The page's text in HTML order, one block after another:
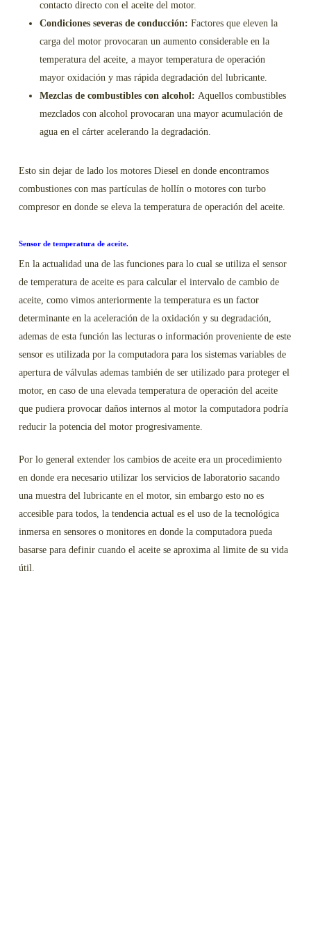
contacto directo con el aceite del motor.
Condiciones severas de conducción: Factores que eleven la
carga del motor provocaran un aumento considerable en la
temperatura del aceite, a mayor temperatura de operación
mayor oxidación y mas rápida degradación del lubricante.
Mezclas de combustibles con alcohol: Aquellos combustibles
mezclados con alcohol provocaran una mayor acumulación de
agua en el cárter acelerando la degradación.
Esto sin dejar de lado los motores Diesel en donde encontramos
combustiones con mas partículas de hollín o motores con turbo
compresor en donde se eleva la temperatura de operación del aceite.
Sensor de temperatura de aceite.
En la actualidad una de las funciones para lo cual se utiliza el sensor
de temperatura de aceite es para calcular el intervalo de cambio de
aceite, como vimos anteriormente la temperatura es un factor
determinante en la aceleración de la oxidación y su degradación,
ademas de esta función las lecturas o información proveniente de este
sensor es utilizada por la computadora para los sistemas variables de
apertura de válvulas ademas también de ser utilizado para proteger el
motor, en caso de una elevada temperatura de operación del aceite
que pudiera provocar daños internos al motor la computadora podría
reducir la potencia del motor progresivamente.
Por lo general extender los cambios de aceite era un procedimiento
en donde era necesario utilizar los servicios de laboratorio sacando
una muestra del lubricante en el motor, sin embargo esto no es
accesible para todos, la tendencia actual es el uso de la tecnológica
inmersa en sensores o monitores en donde la computadora pueda
basarse para definir cuando el aceite se aproxima al limite de su vida
útil.